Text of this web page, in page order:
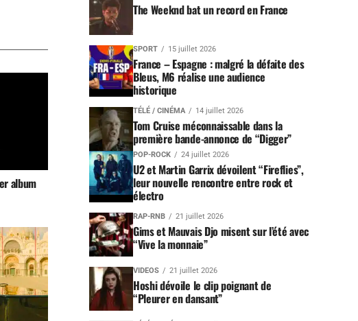
album
The Weeknd bat un record en France
SPORT 15 juillet 2026
France – Espagne : malgré la défaite des
Bleus, M6 réalise une audience
historique
TÉLÉ / CINÉMA 14 juillet 2026
Tom Cruise méconnaissable dans la
première bande-annonce de “Digger”
POP-ROCK 24 juillet 2026
U2 et Martin Garrix dévoilent “Fireflies”,
leur nouvelle rencontre entre rock et
électro
RAP-RNB 21 juillet 2026
Gims et Mauvais Djo misent sur l’été avec
“Vive la monnaie”
VIDEOS 21 juillet 2026
Hoshi dévoile le clip poignant de
“Pleurer en dansant”